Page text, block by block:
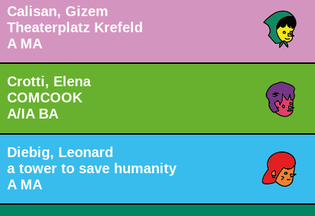
Calisan, Gizem
Theaterplatz Krefeld
A MA
Crotti, Elena
COMCOOK
A/IA BA
Diebig, Leonard
a tower to save humanity
A MA